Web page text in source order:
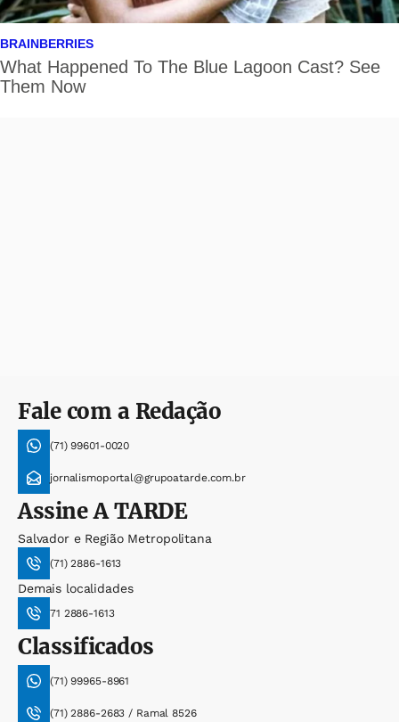
Fale com a Redação
(71) 99601-0020
jornalismoportal@grupoatarde.com.br
AssineA TARDE
Salvador e Região Metropolitana
(71) 2886-1613
Demais localidades
71 2886-1613
Classificados
(71) 99965-8961
(71) 2886-2683 / Ramal 8526